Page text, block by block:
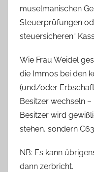
muselmanischen
Steuerprüfungen
steuersicheren“
Wie Frau Weidel
die Immos bei den
(und/oder
Besitzer wechseln
Besitzer wird
stehen, sondern
NB: Es kann
dann zerbricht.